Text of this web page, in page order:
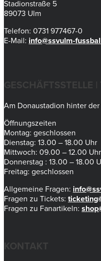
Stadionstraße 5
89073 Ulm
Telefon: 0731 977467-0
E-Mail: info@ssvulm-
GESCHÄFTSSTELLE |
Am Donaustadion hinter
Öffnungszeiten
Montag: geschlossen
Dienstag: 13.00 – 18.00 Uhr
Mittwoch: 09.00 – 12.00 Uhr
Donnerstag : 13.00 – 18.00
Freitag: geschlossen
Allgemeine Fragen:
Fragen zu Tickets:
Fragen zu Fanartikeln:
KONTAKT